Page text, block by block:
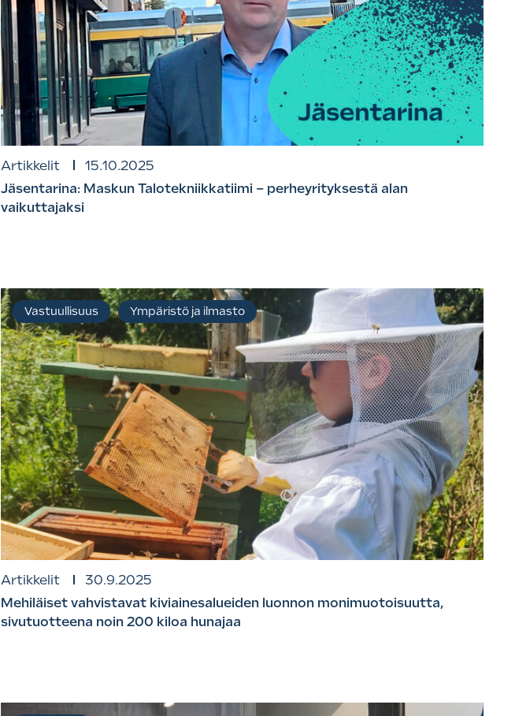
Artikkelit
15.10.2025
Jäsentarina: Maskun Talotekniikkatiimi – perheyrityksestä alan
vaikuttajaksi
Artikkelit
30.9.2025
Mehiläiset vahvistavat kiviainesalueiden luonnon monimuotoisuutta,
sivutuotteena noin 200 kiloa hunajaa
Vastuullisuus Ympäristö ja ilmasto